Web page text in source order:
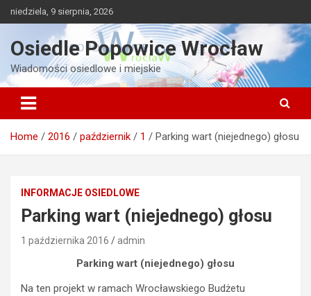
Skip
to
niedziela, 9 sierpnia, 2026
Osiedle Popowice Wrocław
Wiadomości osiedlowe i miejskie
Home 2016 październik 1 Parking wart (niejednego) głosu
INFORMACJE OSIEDLOWE
Parking wart (niejednego) głosu
1 października 2016 admin
Parking wart (niejednego) głosu
Na ten projekt w ramach Wrocławskiego Budżetu